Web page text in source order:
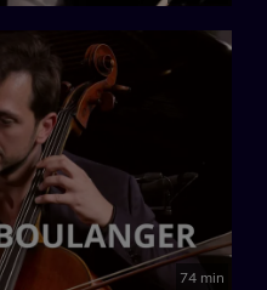
74 min